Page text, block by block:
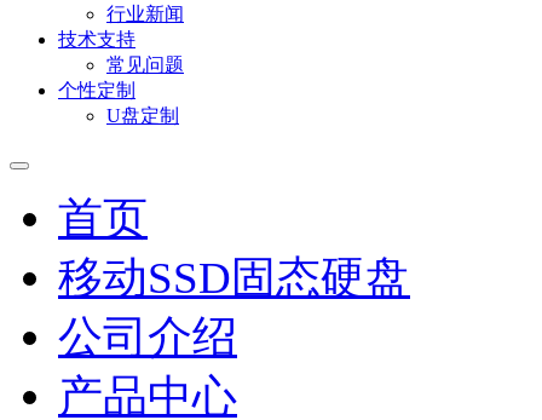
行业新闻
技术支持
常见问题
个性定制
U盘定制
首页
移动SSD固态硬盘
公司介绍
产品中心